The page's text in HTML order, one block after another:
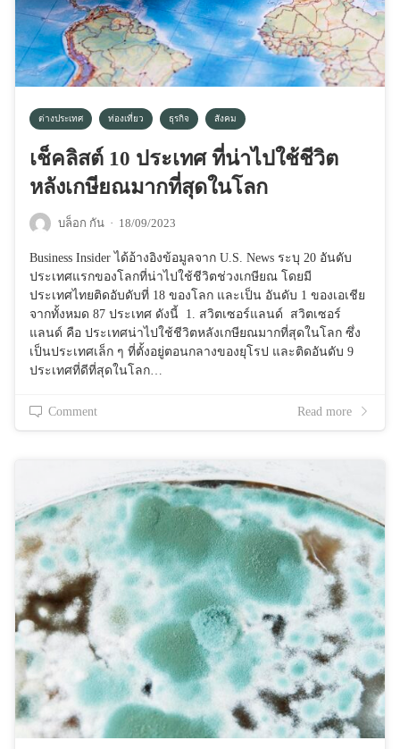
ต่างประเทศ ท่องเที่ยว ธุรกิจ สังคม
เช็คลิสต์ 10 ประเทศ ที่น่าไปใช้ชีวิต
หลังเกษียณมากที่สุดในโลก
บล็อก กัน · 18/09/2023
Business Insider ได้อ้างอิงข้อมูลจาก U.S. News ระบุ 20 อันดับ
ประเทศแรกของโลกที่น่าไปใช้ชีวิตช่วงเกษียณ โดยมี
ประเทศไทยติดอับดับที่ 18 ของโลก และเป็น อันดับ 1 ของเอเชีย
จากทั้งหมด 87 ประเทศ ดังนี้ 1. สวิตเซอร์แลนด์ สวิตเซอร์
แลนด์ คือ ประเทศน่าไปใช้ชีวิตหลังเกษียณมากที่สุดในโลก ซึ่ง
เป็นประเทศเล็ก ๆ ที่ตั้งอยู่ตอนกลางของยุโรป และติดอันดับ 9
ประเทศที่ดีที่สุดในโลก…
Comment Read more